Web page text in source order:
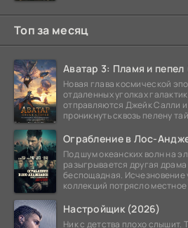
Топ за месяц
Аватар 3: Пламя и пепел
Новая глава космической
отдаленных уголках
отправляются Джейк Салли
проникнуть сквозь пелену
Ограбление в Лос-
Под шум океанских волн на
разыгрывается другая
беспощадная. Исчезновение
коллекций потрясло
Настройщик (2026)
Ник с детства плохо слышит.